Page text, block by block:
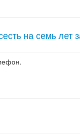
на семь лет